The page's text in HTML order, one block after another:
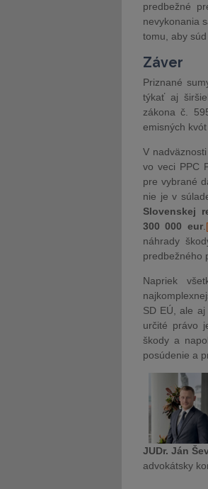
predbežné
nevykonania
tomu, aby súd
Záver
Priznané
týkať aj
zákona č.
emisných
V
vo veci PPC
pre vybrané
nie je v
Slovenskej
300 000 eur.
náhrady
predbežného
Napriek
SD EÚ, ale
určité právo
škody a
posúdenie a
JUDr. Ján
advokátsky